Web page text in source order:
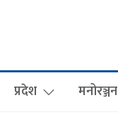
प्रदेश मनोरञ्जन